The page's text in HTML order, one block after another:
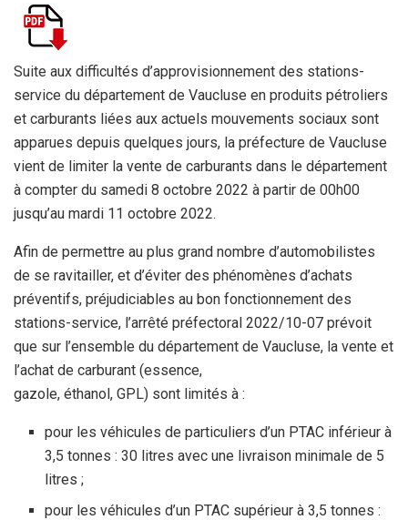
ce
b
o
o
k
n
g
e
A
p
p
Suite aux difficultés d’approvisionnement des stations-
service du département de Vaucluse en produits pétroliers
et carburants liées aux actuels mouvements sociaux sont
apparues depuis quelques jours, la préfecture de Vaucluse
vient de limiter la vente de carburants dans le département
à compter du samedi 8 octobre 2022 à partir de 00h00
jusqu’au mardi 11 octobre 2022.
Afin de permettre au plus grand nombre d’automobilistes
de se ravitailler, et d’éviter des phénomènes d’achats
préventifs, préjudiciables au bon fonctionnement des
stations-service, l’arrêté préfectoral 2022/10-07 prévoit
que sur l’ensemble du département de Vaucluse, la vente et
l’achat de carburant (essence,
gazole, éthanol, GPL) sont limités à :
pour les véhicules de particuliers d’un PTAC inférieur à
3,5 tonnes : 30 litres avec une livraison minimale de 5
litres ;
pour les véhicules d’un PTAC supérieur à 3,5 tonnes :